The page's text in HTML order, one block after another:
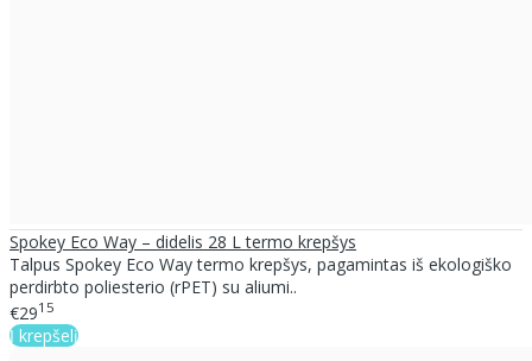
Spokey Eco Way – didelis 28 L termo krepšys
Talpus Spokey Eco Way termo krepšys, pagamintas iš ekologiško
perdirbto poliesterio (rPET) su aliumi..
€2915
Į krepšelį